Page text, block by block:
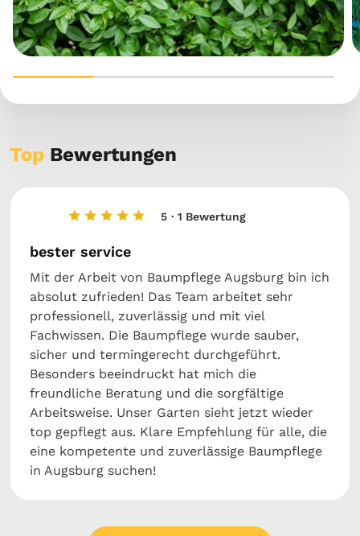
Top Bewertungen
5 · 1 Bewertung
bester service
Mit der Arbeit von Baumpflege Augsburg bin ich
absolut zufrieden! Das Team arbeitet sehr
professionell, zuverlässig und mit viel
Fachwissen. Die Baumpflege wurde sauber,
sicher und termingerecht durchgeführt.
Besonders beeindruckt hat mich die
freundliche Beratung und die sorgfältige
Arbeitsweise. Unser Garten sieht jetzt wieder
top gepflegt aus. Klare Empfehlung für alle, die
eine kompetente und zuverlässige Baumpflege
in Augsburg suchen!